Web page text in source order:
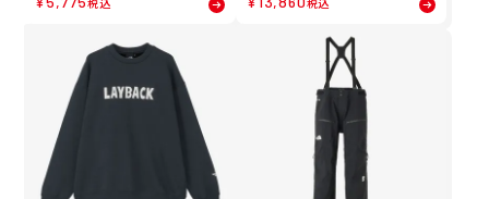
ャツ ロンT レイバック ライ
ee NT82410-T メンズ レデ
ィース ユニセックス 25-26
ト トレーナー レイバック ク
511-VW メンズ レディース
ユニセックス 25-26